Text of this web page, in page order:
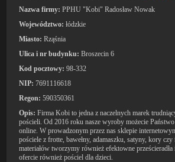
Nazwa firmy: PPHU "Kobi" Radosław Nowak
Województwo: łódzkie
Miasto: Rząśnia
Ulica i nr budynku: Broszecin 6
Kod pocztowy: 98-332
NIP: 7691116618
Regon: 590350361
Opis: Firma Kobi to jedna z naczelnych marek
pościeli. Od 2016 roku nasze wyroby możecie
online. W prowadzonym przez nas sklepie
pościele z frotte, bawełny, adamaszku, satyny, kory
materiałów tworzymy również efektowne
ofercie również pościel dla dzieci.